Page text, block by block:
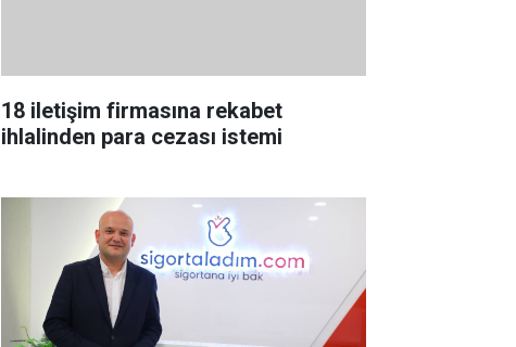
18 iletişim firmasına rekabet
ihlalinden para cezası istemi